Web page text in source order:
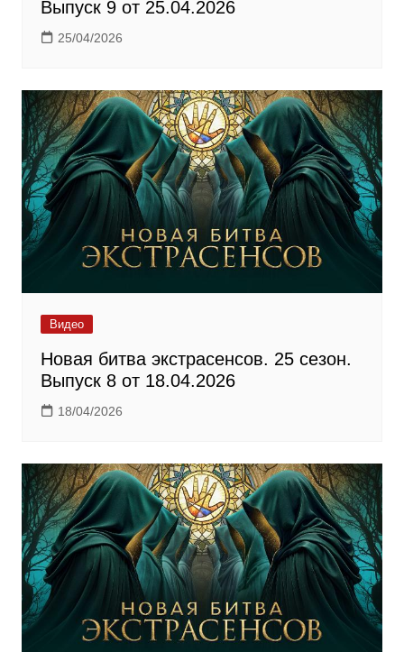
Выпуск 9 от 25.04.2026
25/04/2026
Видео
Новая битва экстрасенсов. 25 сезон.
Выпуск 8 от 18.04.2026
18/04/2026